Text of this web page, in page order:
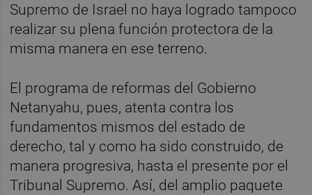
Supremo de Israel no haya logrado tampoco
realizar su plena función protectora de la
misma manera en ese terreno.
El programa de reformas del Gobierno
Netanyahu, pues, atenta contra los
fundamentos mismos del estado de
derecho, tal y como ha sido construido, de
manera progresiva, hasta el presente por el
Tribunal Supremo. Así, del amplio paquete